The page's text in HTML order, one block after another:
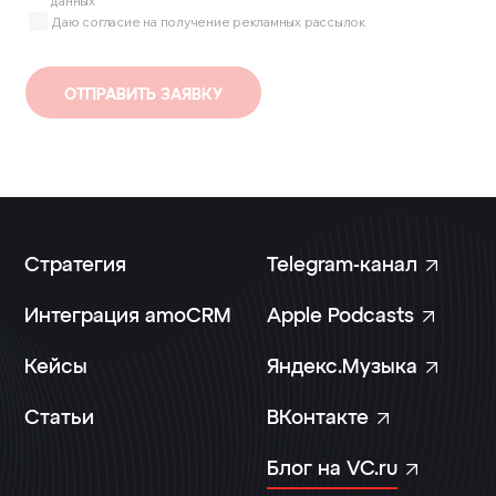
Даю согласие на получение рекламных рассылок
ОТПРАВИТЬ ЗАЯВКУ
Стратегия
Интеграция amoCRM
Кейсы
Статьи
Telegram-канал
Apple Podcasts
Яндекс.Музыка
ВКонтакте
Блог на VC.ru